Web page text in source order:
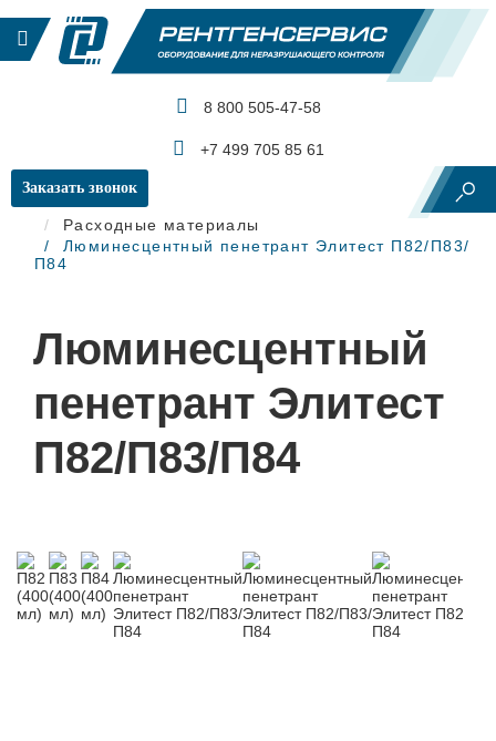
8 800 505-47-58
+7 499 705 85 61
Заказать звонок
Главная
Капиллярный контроль
Расходные материалы
Люминесцентный пенетрант Элитест П82/П83/
П84
Люминесцентный
пенетрант Элитест
П82/П83/П84